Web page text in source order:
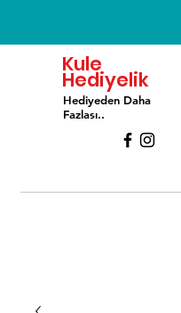
Kule
Hediyelik
Hediyeden Daha
Fazlası..